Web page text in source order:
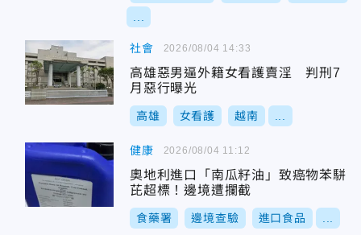
社會
高雄惡男逼外籍女看護賣淫 判刑7
月惡行曝光
高雄 女看護 越南
2026/08/04 14:33
健康
奧地利進口「南瓜籽油」致癌物苯駢
芘超標！邊境遭攔截
食藥署 邊境查驗 進口食品
2026/08/04 11:12